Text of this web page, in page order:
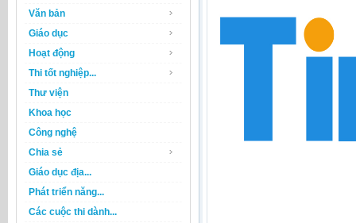
Văn bản
Giáo dục
Hoạt động
Thi tốt nghiệp...
Thư viện
Khoa học
Công nghệ
Chia sẻ
Giáo dục địa...
Phát triển năng...
Các cuộc thi dành...